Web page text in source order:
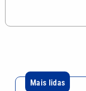
Mais lidas